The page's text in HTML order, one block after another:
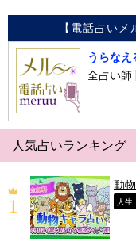
【電話占い
うらなえ
全占い師
人気占いランキング
動
人生